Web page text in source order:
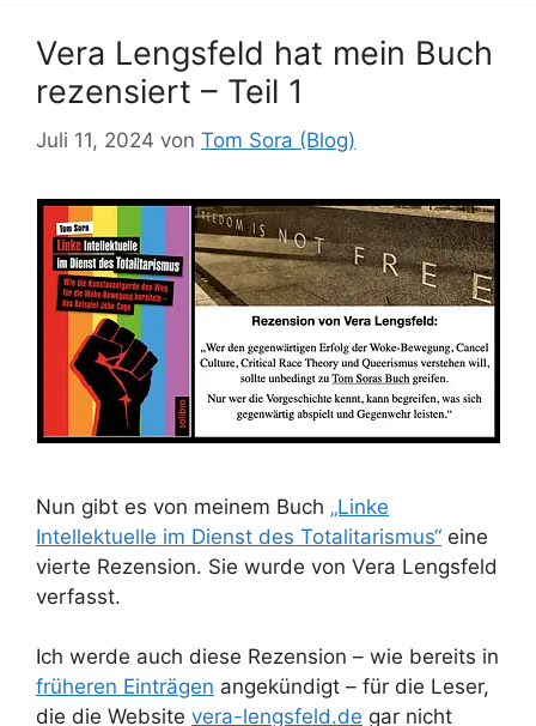
Vera Lengsfeld hat mein Buch
rezensiert – Teil 1
Juli 11, 2024 von Tom Sora (Blog)
Nun gibt es von meinem Buch „Linke
Intellektuelle im Dienst des Totalitarismus“ eine
vierte Rezension. Sie wurde von Vera Lengsfeld
verfasst.
Ich werde auch diese Rezension – wie bereits in
früheren Einträgen angekündigt – für die Leser,
die die Website vera-lengsfeld.de gar nicht